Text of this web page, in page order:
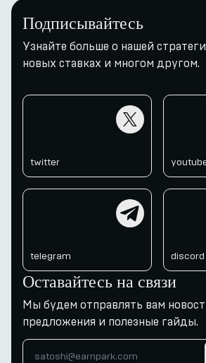
Подписывайтесь
Узнайте больше о нашей
новых ставках и многом другом.
twitter
telegram discord
Оставайтесь на связи
Мы будем отправлять вам
предложения и полезные гайды.